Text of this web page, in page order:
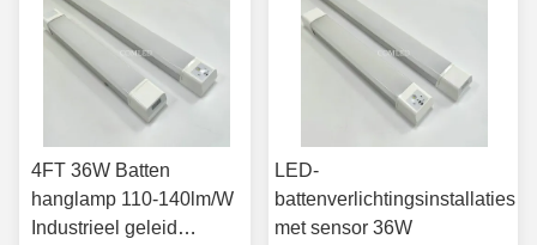
LED battens
4FT 36W Batten
hanglamp 110-140lm/W
Industrieel geleid
LED-
battenverlichtingsinstallaties
met sensor 36W